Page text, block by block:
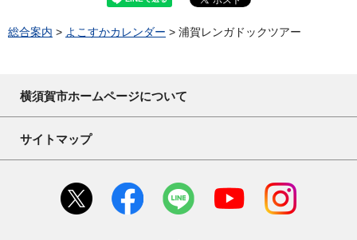
総合案内 > よこすかカレンダー > 浦賀レンガドックツアー
横須賀市ホームページについて
サイトマップ